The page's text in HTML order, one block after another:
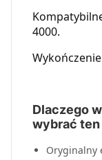
4000.
Dlaczego
wybrać
Oryginalny